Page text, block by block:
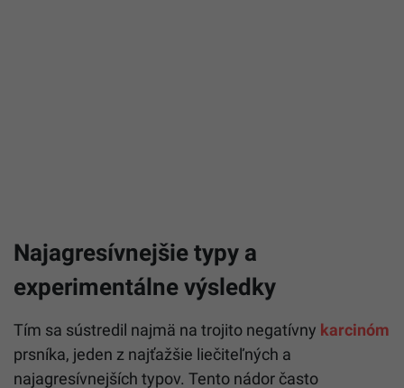
Najagresívnejšie typy a
experimentálne výsledky
Tím sa sústredil najmä na trojito negatívny karcinóm
prsníka, jeden z najťažšie liečiteľných a
najagresívnejších typov. Tento nádor často